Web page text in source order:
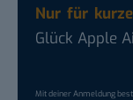
Nur für
Glück Apple
Mit deiner Anmeldung